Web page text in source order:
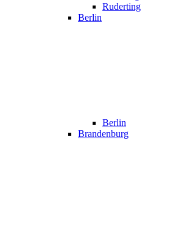
Ruderting
Berlin
Berlin
Brandenburg